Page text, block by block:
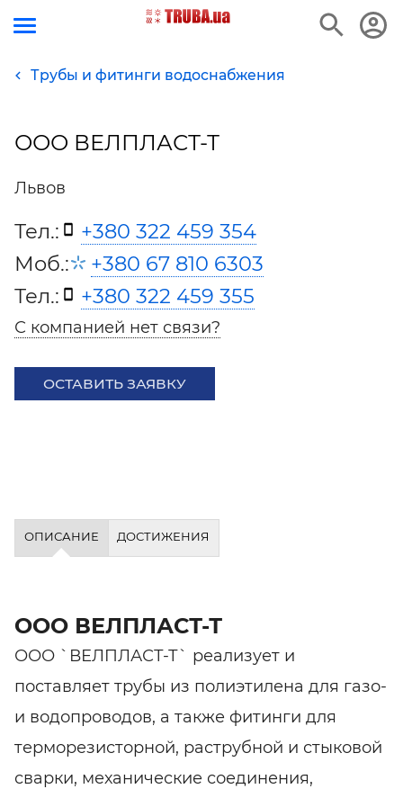
Трубы и фитинги водоснабжения
ООО ВЕЛПЛАСТ-Т
Львов
Тел.:
+380 322 459 354
Моб.:
+380 67 810 6303
Тел.:
+380 322 459 355
С компанией нет связи?
ОСТАВИТЬ ЗАЯВКУ
ОПИСАНИЕ ДОСТИЖЕНИЯ
ООО ВЕЛПЛАСТ-Т
ООО `ВЕЛПЛАСТ-Т` реализует и
поставляет трубы из полиэтилена для газо-
и водопроводов, а также фитинги для
терморезисторной, раструбной и стыковой
сварки, механические соединения,